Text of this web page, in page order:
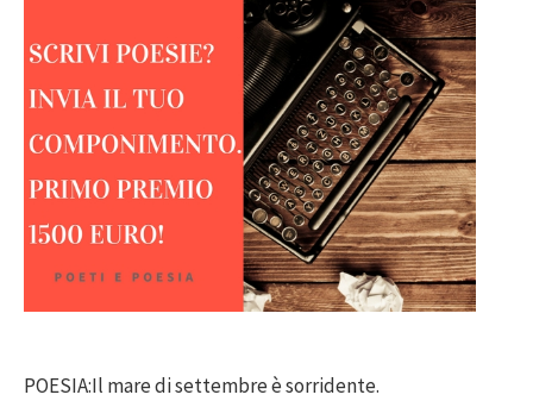
POESIA:Il mare di settembre è sorridente.